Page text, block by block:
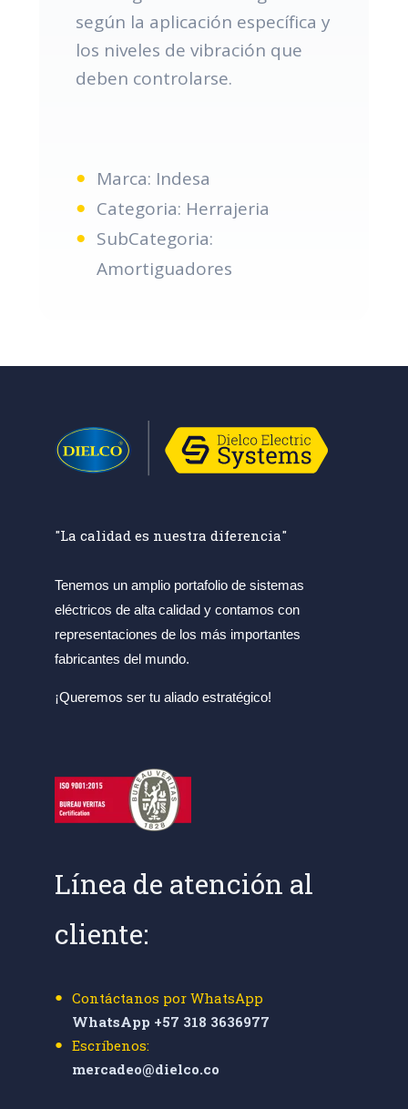
según la aplicación específica y
los niveles de vibración que
deben controlarse.
Marca: Indesa
Categoria: Herrajeria
SubCategoria:
Amortiguadores
"La calidad es nuestra diferencia"
Tenemos un amplio portafolio de sistemas
eléctricos de alta calidad y contamos con
representaciones de los más importantes
fabricantes del mundo.
¡Queremos ser tu aliado estratégico!
Línea de atención al
cliente:
Contáctanos por WhatsApp
WhatsApp +57 318 3636977
Escríbenos:
mercadeo@dielco.co